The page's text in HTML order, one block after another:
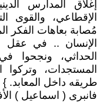
إغلاق المدارس
الإقطاعي، والقوى
مُصابة بعاهات الفكر
الإنسان .. في عقل
الحداثي، ونجحوا
المستجدات،
طريقه داخل المعابد. }
فانبرى ( اسماعيل )